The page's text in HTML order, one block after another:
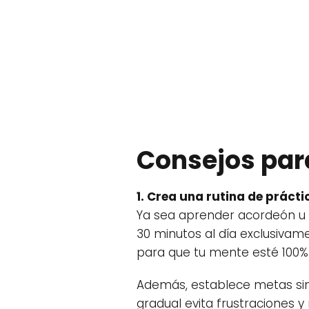
Consejos
1. Crea una rutina de
Ya sea aprender acordeón
30 minutos al día
para que tu mente esté
Además, establece metas
gradual evita frustraciones